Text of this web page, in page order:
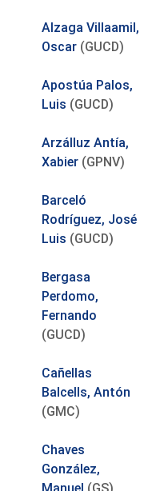
Alzaga Villaamil,
Oscar (GUCD)
Apostúa Palos,
Luis (GUCD)
Arzálluz Antía,
Xabier (GPNV)
Barceló
Rodríguez, José
Luis (GUCD)
Bergasa
Perdomo,
Fernando
(GUCD)
Cañellas
Balcells, Antón
(GMC)
Chaves
González,